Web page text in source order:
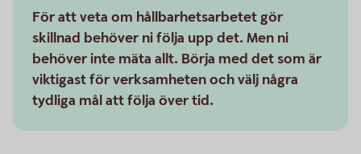
För att veta om hållbarhetsarbetet gör
skillnad behöver ni följa upp det. Men ni
behöver inte mäta allt. Börja med det som är
viktigast för verksamheten och välj några
tydliga mål att följa över tid.